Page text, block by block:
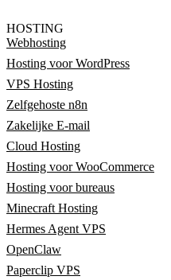
HOSTING
Webhosting
Hosting voor WordPress
VPS Hosting
Zelfgehoste n8n
Zakelijke E-mail
Cloud Hosting
Hosting voor WooCommerce
Hosting voor bureaus
Minecraft Hosting
Hermes Agent VPS
OpenClaw
Paperclip VPS